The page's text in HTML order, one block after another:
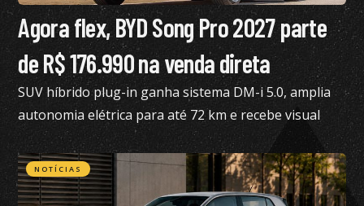
Agora flex, BYD Song Pro 2027 parte
de R$ 176.990 na venda direta
SUV híbrido plug-in ganha sistema DM-i 5.0, amplia
autonomia elétrica para até 72 km e recebe visual
renovado
NOTÍCIAS